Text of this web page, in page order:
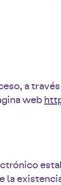
a
web